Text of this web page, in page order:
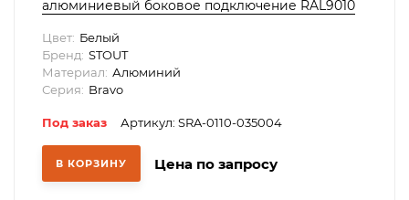
алюминиевый боковое подключение RAL9010
Цвет: Белый
Бренд: STOUT
Материал: Алюминий
Серия: Bravo
Под заказ Артикул: SRA-0110-035004
В КОРЗИНУ Цена по запросу